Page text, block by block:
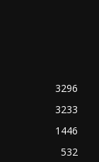
3296
3233
1446
532